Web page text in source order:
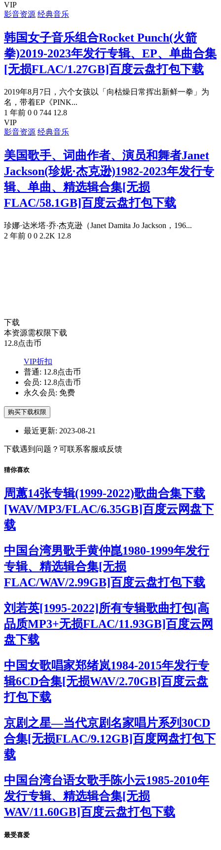
VIP
影音资源 经典音乐
韩国女子音乐组合Rocket Punch(火箭
拳)2019-2023年发行专辑、EP、单曲合集
[无损FLAC/1.27GB]百度云盘打包下载
2019年8月7日，六个女孩以「向枯燥日常挥出新鲜一拳」为
名，带着EP《PINK...
1 年前 0 0 744 12.8
VIP
影音资源 经典音乐
美国歌手、词曲作者、演员和舞者Janet
Jackson(珍妮·杰克逊)1982-2023年发行专
辑、单曲、精选辑合集[无损
FLAC/58.1GB]百度云盘打包下载
珍娜·达米塔·乔·杰克逊（Janet Damita Jo Jackson，196...
2 年前 0 0 2.2K 12.8
下载
本资源需权限下载
12.8点击币
VIP折扣
普通: 12.8点击币
会员: 12.8点击币
永久会员: 免费
购买下载权限
最近更新: 2023-08-21
下载遇到问题？可联系客服或反馈
猜你喜欢
周蕙14张专辑(1999-2022)歌曲合集下载
[WAV/MP3/FLAC/6.35GB]百度云网盘下
载
中国台湾男歌手黄仲崑1980-1999年发行
专辑、精选辑合集[无损
FLAC/WAV/2.99GB]百度云盘打包下载
刘若英[1995-2022]所有专辑歌曲打包[高
品质MP3+无损FLAC/11.93GB]百度云网
盘下载
中国女歌唱家郑绪岚1984-2015年发行专
辑6CD合集[无损WAV/2.70GB]百度云盘
打包下载
京剧之星—当代京剧名家唱片系列30CD
合集[无损FLAC/9.12GB]百度网盘打包下
载
中国台湾台语女歌手陈小云1985-2010年
发行专辑、精选辑合集[无损
WAV/11.60GB]百度云盘打包下载
最受喜爱